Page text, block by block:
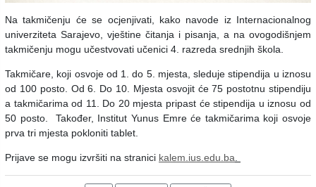
Na takmičenju će se ocjenjivati, kako navode iz Internacionalnog
univerziteta Sarajevo, vještine čitanja i pisanja, a na ovogodišnjem
takmičenju mogu učestvovati učenici 4. razreda srednjih škola.
Takmičare, koji osvoje od 1. do 5. mjesta, sleduje stipendija u iznosu
od 100 posto. Od 6. Do 10. Mjesta osvojit će 75 postotnu stipendiju
a takmičarima od 11. Do 20 mjesta pripast će stipendija u iznosu od
50 posto. Također, Institut Yunus Emre će takmičarima koji osvoje
prva tri mjesta pokloniti tablet.
Prijave se mogu izvršiti na stranici kalem.ius.edu.ba.